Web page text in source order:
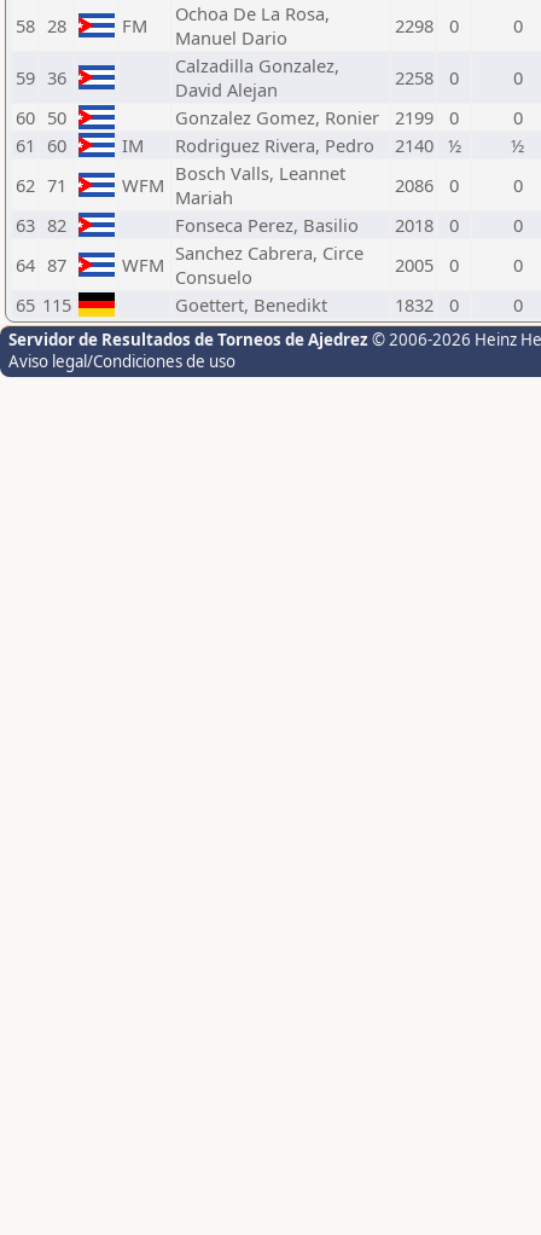
58 28 FM
Ochoa De La Rosa,
Manuel Dario
2298 0 0
59 36
Calzadilla Gonzalez,
David Alejan
2258 0
0
60 50 Gonzalez Gomez, Ronier 2199 0
0
61
60 IM Rodriguez Rivera, Pedro 2140 ½
½
62 71 WFM Bosch Valls, Leannet
Mariah
2086 0
0
63 82 Fonseca Perez, Basilio 2018 0
0
64 87 WFM Sanchez Cabrera, Circe
Consuelo
2005 0
0
65 115 Goettert, Benedikt 1832 0 0
Servidor de Resultados de Torneos de Ajedrez © 2006-2026 Heinz
Aviso legal/Condiciones de uso